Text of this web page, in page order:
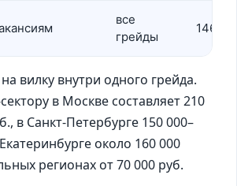
все
грейды
146
вилку внутри одного грейда.
в Москве составляет 210
в Санкт-Петербурге 150 000–
около 160 000
регионах от 70 000 руб.